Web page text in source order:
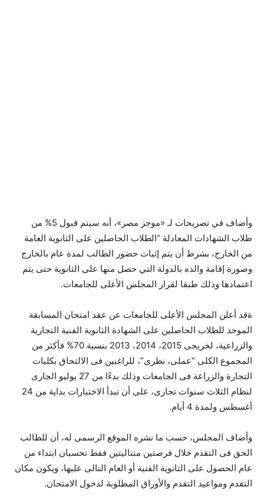
وأضاف في تصريحات لـ «موجز مصر»، أنه سيتم قبول 5% من
طلاب الشهادات المعادلة “الطلاب الحاصلين على الثانوية العامة
من الخارج، بشرط أن يتم إثبات حضور الطالب لمدة عام بالخارج
وصورة إقامة والده بالدولة التي حصل منها على الثانوية حتى يتم
اعتمادها وذلك طبقا لقرار المجلس الأعلى للجامعات.
ةقد أعلن المجلس الأعلى للجامعات عن عقد امتحان المسابقة
الموحد للطلاب الحاصلين على الشهادة الثانوية الفنية التجارية
والزراعية، لخريجى 2015، 2014، 2013 بنسبة 70% فأكثر من
المجموع الكلى “عملى، نظرى”، للراغبين فى الالتحاق بكليات
التجارة والزراعة فى الجامعات وذلك بدءًا من 27 يوليو الجارى
لنظام الثلاث سنوات تجارى، على أن تبدأ الاختبارات بداية من 24
أغسطس ولمدة 4 أيام.
وأضاف المجلس، حسب ما نشره الموقع الرسمى له، أن للطالب
الحق فى التقدم خلال فرصتين متتاليتين فقط تحسبان ابتداء من
عام الحصول على الثانوية الفنية أو العام التالى عليها، ويكون مكان
التقدم ومواعيد التقدم والأوراق المطلوبة لدخول الامتحان.